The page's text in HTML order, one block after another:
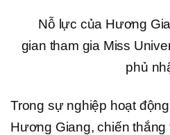
Nỗ lực của Hương
gian tham gia Miss
phủ
Trong sự nghiệp hoạt
Hương Giang, chiến thắng